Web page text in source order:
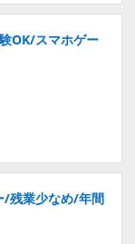
OK/スマホゲー
/残業少なめ/年間